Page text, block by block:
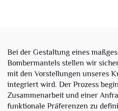
Bei der Gestaltung eines
Bombermantels stellen wir
mit den Vorstellungen unseres
integriert wird. Der Prozess
Zusammenarbeit und einer
funktionale Präferenzen zu